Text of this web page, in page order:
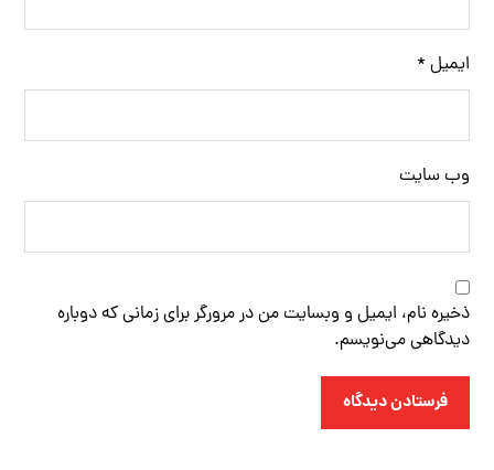
ایمیل *
وب‌ سایت
ذخیره نام، ایمیل و وبسایت من در مرورگر برای زمانی که دوباره
دیدگاهی می‌نویسم.
فرستادن دیدگاه